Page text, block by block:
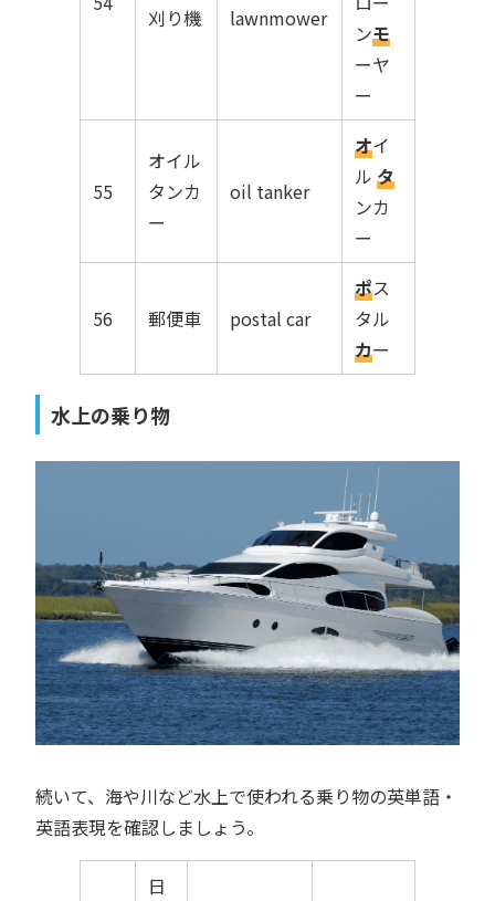
刈り機
lawnmower
ンモ
ーヤ
ー
55
オイル
タンカ
ー
oil tanker
オイ
ルタ
ンカ
ー
56 郵便車 postal car
ポス
タル
カー
水上の乗り物
続いて、海や川など水上で使われる乗り物の英単語・
英語表現を確認しましょう。
日